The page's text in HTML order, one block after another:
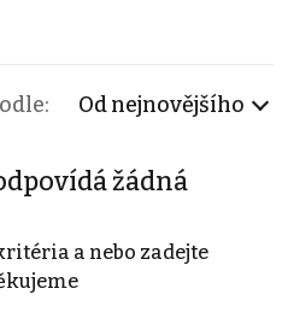
Od nejnovějšího
žádná
a nebo zadejte